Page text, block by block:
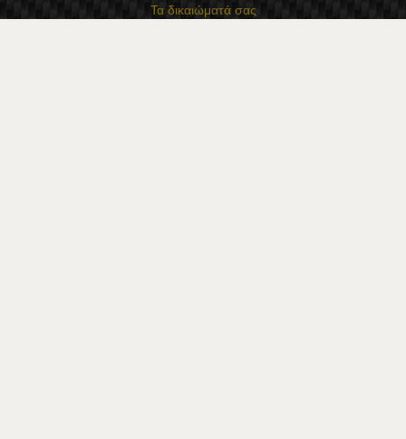
Τα δικαιώματά σας